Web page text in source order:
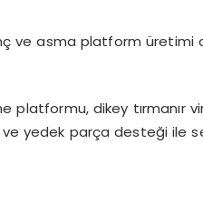
ve asma platform
platformu, dikey tırmanır
yedek parça desteği ile